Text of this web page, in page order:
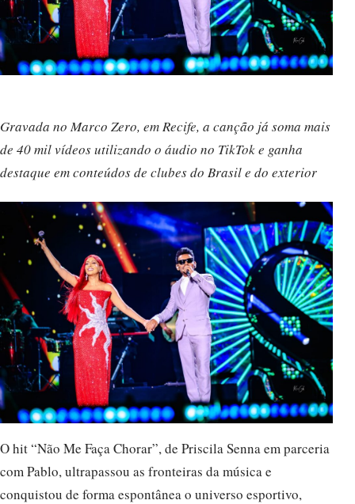
Gravada no Marco Zero, em Recife, a canção já soma mais
de 40 mil vídeos utilizando o áudio no TikTok e ganha
destaque em conteúdos de clubes do Brasil e do exterior
O hit “Não Me Faça Chorar”, de Priscila Senna em parceria
com Pablo, ultrapassou as fronteiras da música e
conquistou de forma espontânea o universo esportivo,